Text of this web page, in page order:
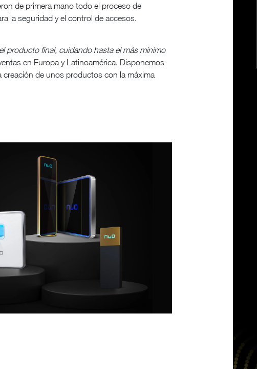
de primera mano todo el proceso de
la seguridad y el control de accesos.
producto final, cuidando hasta el más mínimo
en Europa y Latinoamérica. Disponemos
creación de unos productos con la máxima